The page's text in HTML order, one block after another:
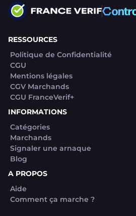
RESSOURCES
Politique de Confidentialité
CGU
Mentions légales
CGV Marchands
CGU FranceVerif+
INFORMATIONS
Catégories
Marchands
Signaler une arnaque
Blog
A PROPOS
Aide
Comment ça marche ?